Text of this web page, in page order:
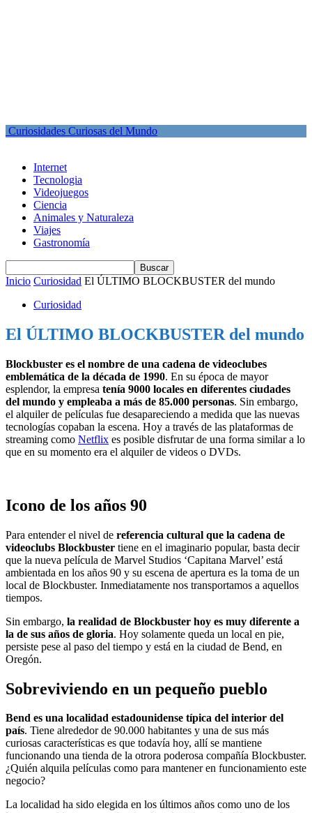
Curiosidades Curiosas del Mundo
Internet
Tecnologia
Videojuegos
Ciencia
Animales y Naturaleza
Viajes
Gastronomía
Inicio Curiosidad El ÚLTIMO BLOCKBUSTER del mundo
Curiosidad
El ÚLTIMO BLOCKBUSTER del mundo
Blockbuster es el nombre de una cadena de videoclubes
emblemática de la década de 1990. En su época de mayor
esplendor, la empresa tenía 9000 locales en diferentes ciudades
del mundo y empleaba a más de 85.000 personas. Sin embargo,
el alquiler de películas fue desapareciendo a medida que las nuevas
tecnologías copaban la escena. Hoy a través de las plataformas de
streaming como Netflix es posible disfrutar de una forma similar a lo
que en su momento era el alquiler de videos o DVDs.
Icono de los años 90
Para entender el nivel de referencia cultural que la cadena de
videoclubs Blockbuster tiene en el imaginario popular, basta decir
que la nueva película de Marvel Studios ‘Capitana Marvel’ está
ambientada en los años 90 y su escena de apertura es la toma de un
local de Blockbuster. Inmediatamente nos transportamos a aquellos
tiempos.
Sin embargo, la realidad de Blockbuster hoy es muy diferente a
la de sus años de gloria. Hoy solamente queda un local en pie,
persiste pese al paso del tiempo y está en la ciudad de Bend, en
Oregón.
Sobreviviendo en un pequeño pueblo
Bend es una localidad estadounidense típica del interior del
país. Tiene alrededor de 90.000 habitantes y una de sus más
curiosas características es que todavía hoy, allí se mantiene
funcionando una tienda de la otrora poderosa compañía Blockbuster.
¿Quién alquila películas como para mantener en funcionamiento este
negocio?
La localidad ha sido elegida en los últimos años como uno de los